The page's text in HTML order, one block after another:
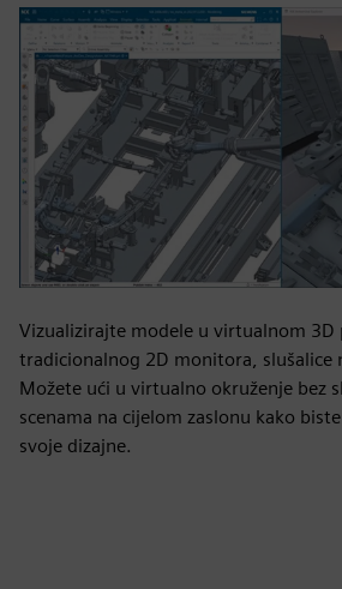
Vizualizirajte modele u virtualnom
tradicionalnog 2D monitora, slušalice
Možete ući u virtualno okruženje bez
scenama na cijelom zaslonu kako
svoje dizajne.